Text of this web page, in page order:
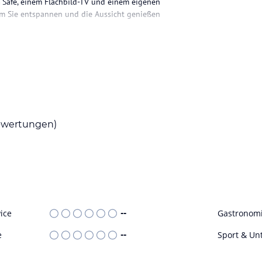
Sie entspannen und die Aussicht genießen
schwimmen können, sowie ein
Ein Wellnessbereich mit Solarium
Gewähr. Bitte lies vor der Buchung die
--
-- Sport &